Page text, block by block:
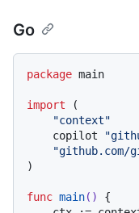
Go
package main
import (
"context"
    copilot
"github.com/
)
func main()
{